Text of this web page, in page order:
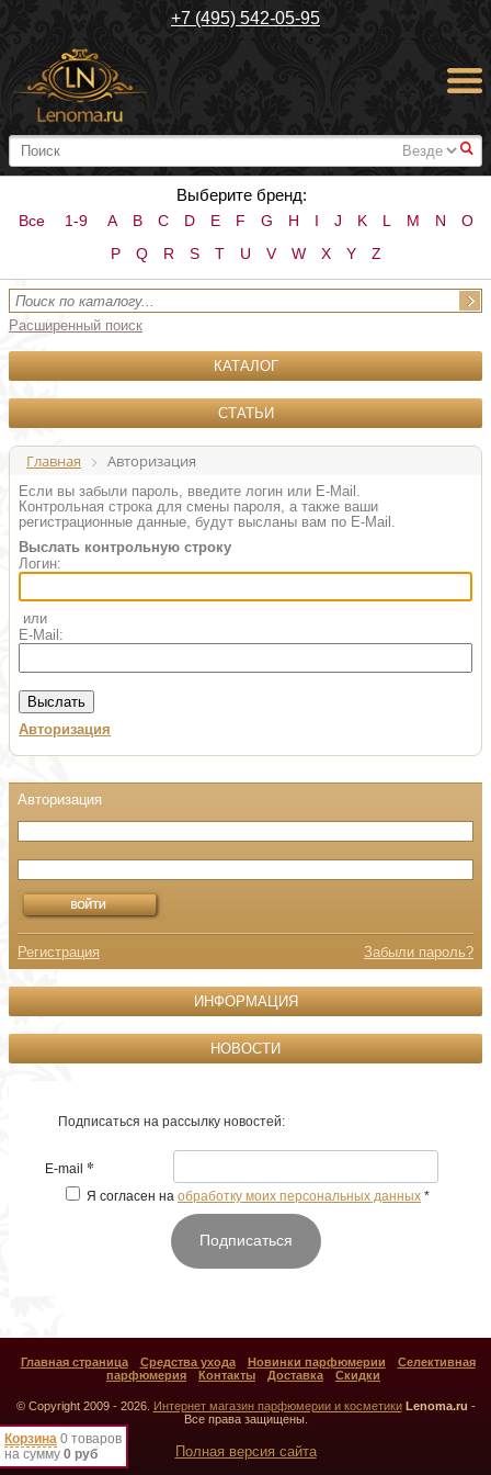
+7 (495) 542-05-95
#
Выберите бренд:
Все 1-9 A B C D E F G H I J K L M N
O
P
Q R S T U V W X Y Z
Расширенный поиск
КАТАЛОГ
СТАТЬИ
Главная Авторизация
Если вы забыли пароль, введите логин или E-Mail.
Контрольная строка для смены пароля, а также ваши
регистрационные данные, будут высланы вам по E-Mail.
Выслать контрольную строку
Логин:
или
E-Mail:
Авторизация
Корзина 0 товаров
на сумму 0 руб
Регистрация Забыли пароль?
ИНФОРМАЦИЯ
НОВОСТИ
Подписаться на рассылку новостей:
E-mail *
Я согласен на обработку моих персональных данных *
Подписаться
Главная страница Средства ухода Новинки парфюмерии
Селективная
парфюмерия
Контакты Доставка Скидки
© Copyright 2009 - 2026. Интернет магазин парфюмерии и косметики Lenoma.ru -
Все права защищены.
Полная версия сайта